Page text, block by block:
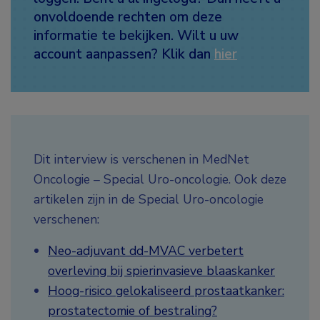
onvoldoende rechten om deze
informatie te bekijken. Wilt u uw
account aanpassen? Klik dan hier
Dit interview is verschenen in MedNet
Oncologie – Special Uro-oncologie. Ook deze
artikelen zijn in de Special Uro-oncologie
verschenen:
Neo-adjuvant dd-MVAC verbetert
overleving bij spierinvasieve blaaskanker
Hoog-risico gelokaliseerd prostaatkanker:
prostatectomie of bestraling?